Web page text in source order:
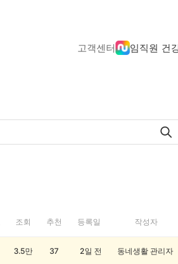
고객센터 임직원 건
조회 추천 등록일 작성자
3.5만 37 2일 전 동네생활 관리자